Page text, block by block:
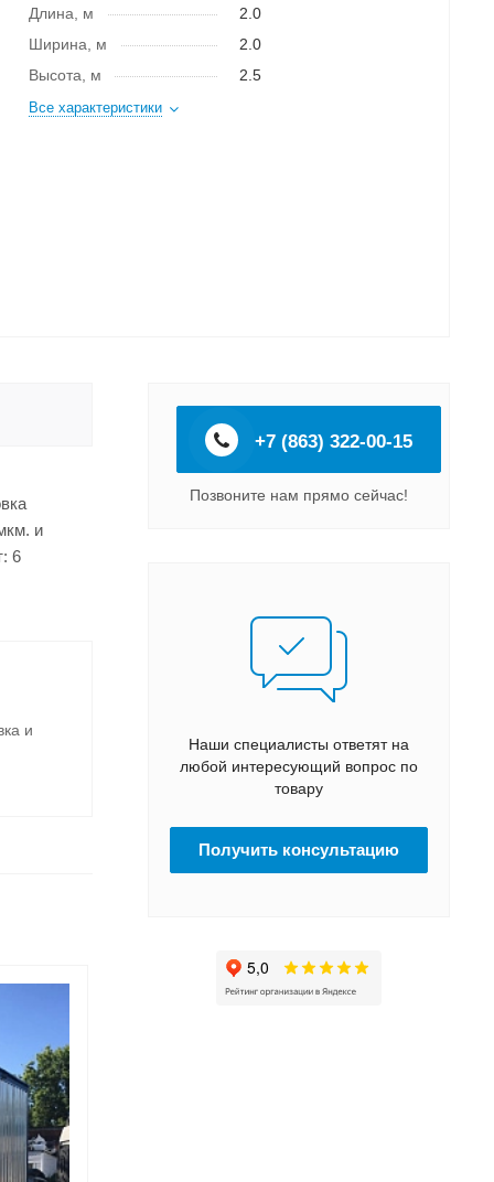
Длина, м
2.0
Ширина, м
2.0
Высота, м
2.5
Все характеристики
и
6
и
+7 (863) 322-00-15
Позвоните нам прямо сейчас!
Наши специалисты ответят на
любой интересующий вопрос по
товару
Получить консультацию